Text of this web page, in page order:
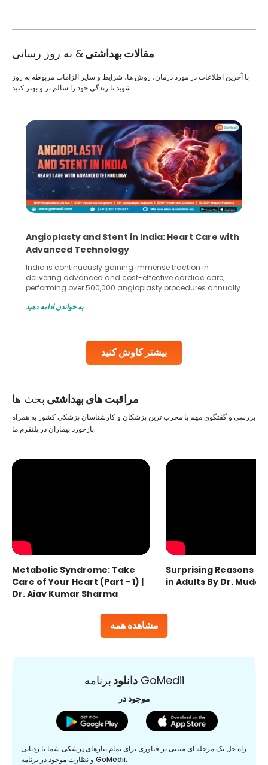
مقالات بهداشتی& به روز رسانی
بیشتر کاوش کنید
با آخرین اطلاعات در مورد درمان، روش ها، شرایط و سایر الزامات مربوطه به روز
شوید تا زندگی خود را سالم تر و بهتر کنید.
Angioplasty and Stent in India: Heart Care with
Advanced Technology
India is continuously gaining immense traction in
delivering advanced and cost-effective cardiac care,
performing over 500,000 angioplasty procedures annually
globe are searching for treatments like angioplasty and
Studies, such as one published
به خواندن ادامه دهید
مراقبت های بهداشتی بحث ها
مشاهده همه
بررسی و گفتگوی مهم با مجرب ترین پزشکان و کارشناسان پزشکی کشور به همراه
بازخورد بیماران در پلتفرم ما.
Metabolic Syndrome: Take
Care of Your Heart (Part - 1) |
Dr. Ajay Kumar Sharma
Surprising Reasons
in Adults By Dr.
دانلودبرنامه GoMedii
موجود در
راه حل تک مرحله ای مبتنی بر فناوری برای تمام نیازهای پزشکی شما با ردیابی
و نظارت موجود در برنامه GoMedii.